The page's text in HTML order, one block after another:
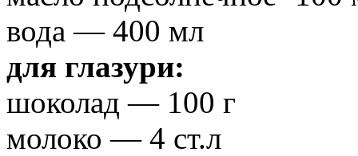
вода — 400 мл
для глазури:
шоколад — 100 г
молоко — 4 ст.л